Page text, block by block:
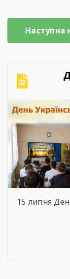
Наступна
15 липня